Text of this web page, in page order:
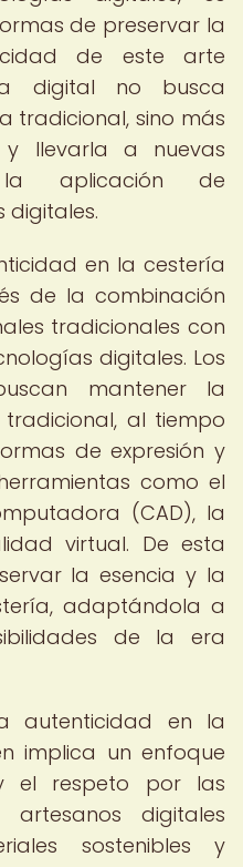
de preservar la
de este arte
digital no busca
tradicional, sino más
y llevarla a nuevas
aplicación de
digitales.
en la cestería
de la combinación
tradicionales con
digitales. Los
mantener la
al tiempo
de expresión y
como el
(CAD), la
virtual. De esta
la esencia y la
adaptándola a
de la era
autenticidad en la
implica un enfoque
el respeto por las
artesanos digitales
sostenibles y